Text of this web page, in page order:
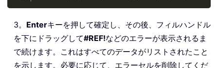
3。 Enterキーを押して確定し、その後、フィルハンドル
を下にドラッグして#REF!などのエラーが表示されるま
で続けます。これはすべてのデータがリストされたこと
を示します。必要に応じて、エラーセルを削除してくだ